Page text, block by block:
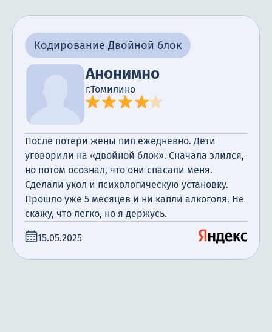
Кодирование Двойной блок
Анонимно
г.Томилино
После потери жены пил ежедневно. Дети
уговорили на «двойной блок». Сначала злился,
но потом осознал, что они спасали меня.
Сделали укол и психологическую установку.
Прошло уже 5 месяцев и ни капли алкоголя. Не
скажу, что легко, но я держусь.
15.05.2025